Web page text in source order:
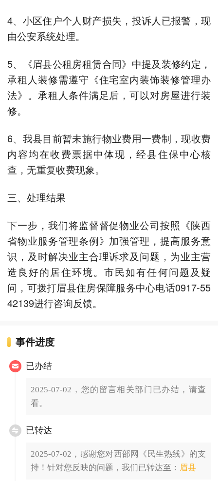
4、小区住户个人财产损失，投诉人已报警，现
由公安系统处理。
5、《眉县公租房租赁合同》中提及装修约定，
承租人装修需遵守《住宅室内装饰装修管理办
法》。承租人条件满足后，可以对房屋进行装
修。
6、我县目前暂未施行物业费用一费制，现收费
内容均在收费票据中体现，经县住保中心核
查，无重复收费现象。
三、处理结果
下一步，我们将监督督促物业公司按照《陕西
省物业服务管理条例》加强管理，提高服务意
识，及时解决业主合理诉求及问题，为业主营
造良好的居住环境。市民如有任何问题及疑
问，可拨打眉县住房保障服务中心电话0917-55
42139进行咨询反馈。
事件进度
已办结
2025-07-02，您的留言相关部门已办结，请查
看。
已转达
2025-07-02，感谢您对西部网《民生热线》的支
持！针对您反映的问题，我们已转达至： 眉县